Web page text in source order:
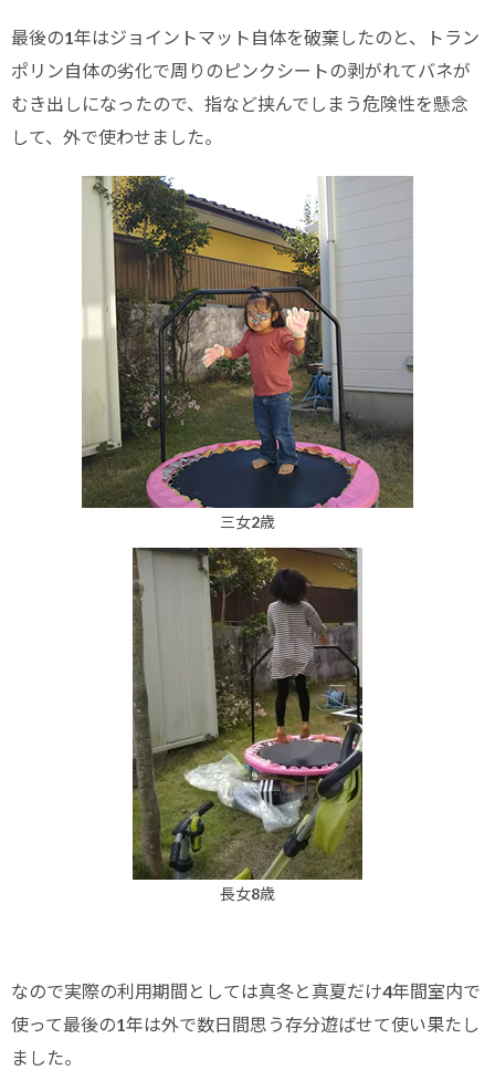
最後の1年はジョイントマット自体を破棄したのと、トラン
ポリン自体の劣化で周りのピンクシートの剥がれてバネが
むき出しになったので、指など挟んでしまう危険性を懸念
して、外で使わせました。
三女2歳
長女8歳
なので実際の利用期間としては真冬と真夏だけ4年間室内で
使って最後の1年は外で数日間思う存分遊ばせて使い果たし
ました。